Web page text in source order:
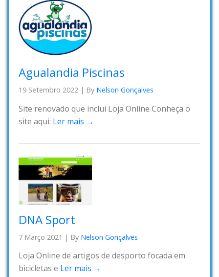
Agualandia Piscinas
19 Setembro 2022 | By Nelson Gonçalves
Site renovado que inclui Loja Online Conheça o
site aqui: Ler mais →
DNA Sport
7 Março 2021 | By Nelson Gonçalves
Loja Online de artigos de desporto focada em
bicicletas e Ler mais →